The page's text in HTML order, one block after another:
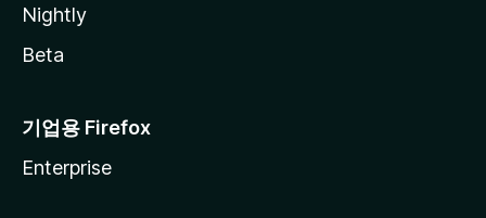
Nightly
Beta
기업용 Firefox
Enterprise